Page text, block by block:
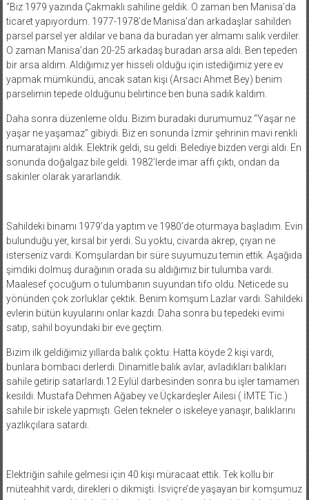
“Biz 1979 yazında Çakmaklı sahiline geldik. O zaman ben Manisa’da
ticaret yapıyordum. 1977-1978’de Manisa’dan arkadaşlar sahilden
parsel parsel yer aldılar ve bana da buradan yer almamı salık verdiler.
O zaman Manisa’dan 20-25 arkadaş buradan arsa aldı. Ben tepeden
bir arsa aldım. Aldığımız yer hisseli olduğu için istediğimiz yere ev
yapmak mümkündü, ancak satan kişi (Arsacı Ahmet Bey) benim
parselimin tepede olduğunu belirtince ben buna sadık kaldım.
Daha sonra düzenleme oldu. Bizim buradaki durumumuz “Yaşar ne
yaşar ne yaşamaz” gibiydi. Biz en sonunda İzmir şehrinin mavi renkli
numaratajını aldık. Elektrik geldi, su geldi. Belediye bizden vergi aldı. En
sonunda doğalgaz bile geldi. 1982’lerde imar affı çıktı, ondan da
sakinler olarak yararlandık.
Sahildeki binamı 1979’da yaptım ve 1980’de oturmaya başladım. Evin
bulunduğu yer, kırsal bir yerdi. Su yoktu, civarda akrep, çıyan ne
isterseniz vardı. Komşulardan bir süre suyumuzu temin ettik. Aşağıda
şimdiki dolmuş durağının orada su aldığımız bir tulumba vardı.
Maalesef çocuğum o tulumbanın suyundan tifo oldu. Neticede su
yönünden çok zorluklar çektik. Benim komşum Lazlar vardı. Sahildeki
evlerin bütün kuyularını onlar kazdı. Daha sonra bu tepedeki evimi
satıp, sahil boyundaki bir eve geçtim.
Bizim ilk geldiğimiz yıllarda balık çoktu. Hatta köyde 2 kişi vardı,
bunlara bombacı derlerdi. Dinamitle balık avlar, avladıkları balıkları
sahile getirip satarlardı.12 Eylül darbesinden sonra bu işler tamamen
kesildi. Mustafa Dehmen Ağabey ve Üçkardeşler Ailesi ( İMTE Tic.)
sahile bir iskele yapmıştı. Gelen tekneler o iskeleye yanaşır, balıklarını
yazlıkçılara satardı.
Elektriğin sahile gelmesi için 40 kişi müracaat ettik. Tek kollu bir
müteahhit vardı, direkleri o dikmişti. İsviçre’de yaşayan bir komşumuz